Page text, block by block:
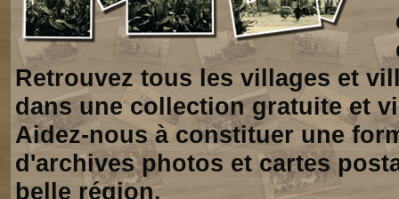
Retrouvez tous les villages et
dans une collection gratuite et
Aidez-nous à constituer une
d'archives photos et cartes
belle région.